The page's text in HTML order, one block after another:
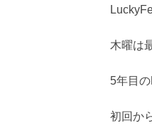
木曜は
5年目の
初回か